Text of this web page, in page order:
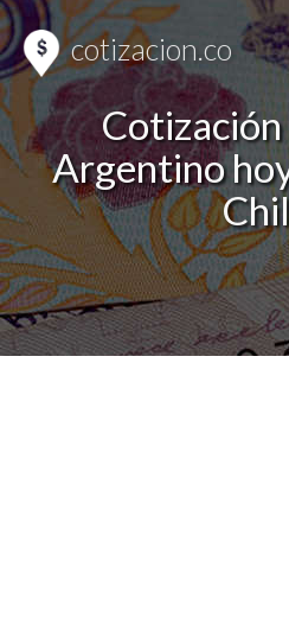
cotizacion.co
Cotización
Argentino